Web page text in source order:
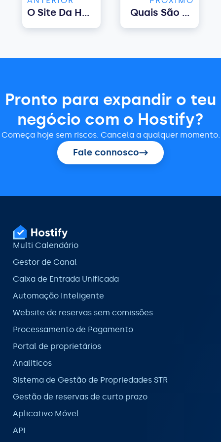
O Site Da Hostify Já Está Disponível Em Português! Quais São Os 5 Principais Benefícios De Usar A Software De Gestão De Propriedades?
Pronto para expandir o teu
negócio com o Hostify?
Começa hoje sem riscos. Cancela a qualquer momento.
Fale connosco
Multi Calendário
Gestor de Canal
Caixa de Entrada Unificada
Automação Inteligente
Website de reservas sem comissões
Processamento de Pagamento
Portal de proprietários
Analiticos
Sistema de Gestão de Propriedades STR
Gestão de reservas de curto prazo
Aplicativo Móvel
API